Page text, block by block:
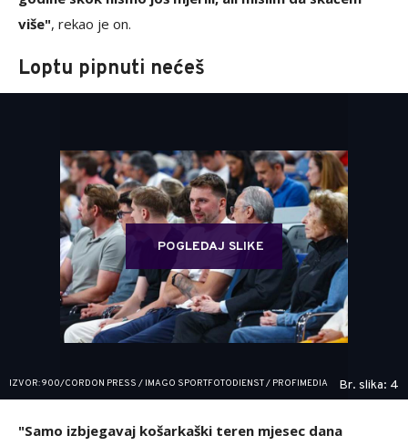
više", rekao je on.
Loptu pipnuti nećeš
POGLEDAJ SLIKE
IZVOR: 900/CORDON PRESS / IMAGO SPORTFOTODIENST / PROFIMEDIA Br. slika: 4
"Samo izbjegavaj košarkaški teren mjesec dana